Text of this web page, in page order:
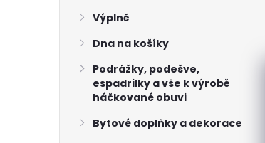
Výplně
Dna na košíky
Podrážky, podešve,
espadrilky a vše k výrobě
háčkované obuvi
Bytové doplňky a dekorace